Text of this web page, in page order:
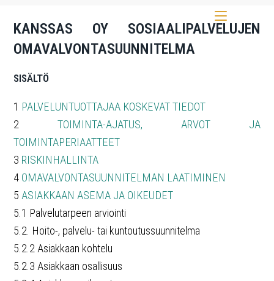
KANSSAS OY SOSIAALIPALVELUJEN
OMAVALVONTASUUNNITELMA
SISÄLTÖ
1 PALVELUNTUOTTAJAA KOSKEVAT TIEDOT
2TOIMINTA-AJATUS, ARVOT JA
TOIMINTAPERIAATTEET
3 RISKINHALLINTA
4 OMAVALVONTASUUNNITELMAN LAATIMINEN
5ASIAKKAAN ASEMA JA OIKEUDET
5.1 Palvelutarpeen arviointi
5.2. Hoito-, palvelu- tai kuntoutussuunnitelma
5.2.2 Asiakkaan kohtelu
5.2.3 Asiakkaan osallisuus